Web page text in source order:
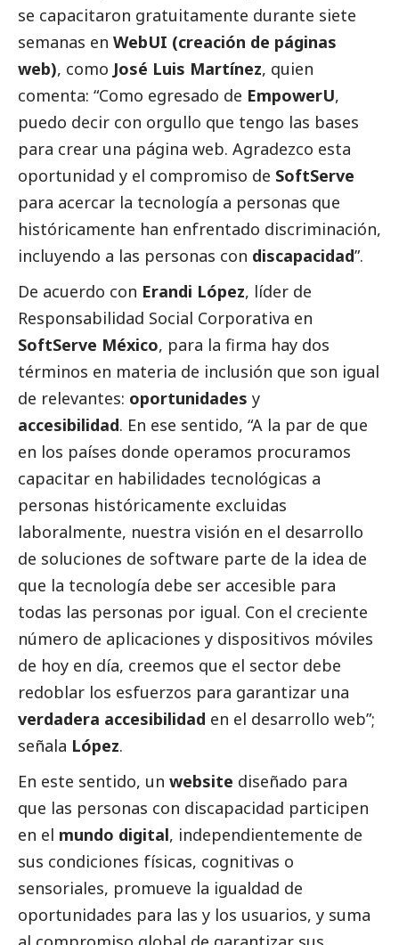
se capacitaron gratuitamente durante siete
semanas en WebUI (creación de páginas
web), como José Luis Martínez, quien
comenta: “Como egresado de EmpowerU,
puedo decir con orgullo que tengo las bases
para crear una página web. Agradezco esta
oportunidad y el compromiso de SoftServe
para acercar la tecnología a personas que
históricamente han enfrentado discriminación,
incluyendo a las personas con discapacidad”.
De acuerdo con Erandi López, líder de
Responsabilidad Social Corporativa en
SoftServe México, para la firma hay dos
términos en materia de inclusión que son igual
de relevantes: oportunidades y
accesibilidad. En ese sentido, “A la par de que
en los países donde operamos procuramos
capacitar en habilidades tecnológicas a
personas históricamente excluidas
laboralmente, nuestra visión en el desarrollo
de soluciones de software parte de la idea de
que la tecnología debe ser accesible para
todas las personas por igual. Con el creciente
número de aplicaciones y dispositivos móviles
de hoy en día, creemos que el sector debe
redoblar los esfuerzos para garantizar una
verdadera accesibilidad en el desarrollo web”;
señala López.
En este sentido, un website diseñado para
que las personas con discapacidad participen
en el mundo digital, independientemente de
sus condiciones físicas, cognitivas o
sensoriales, promueve la igualdad de
oportunidades para las y los usuarios, y suma